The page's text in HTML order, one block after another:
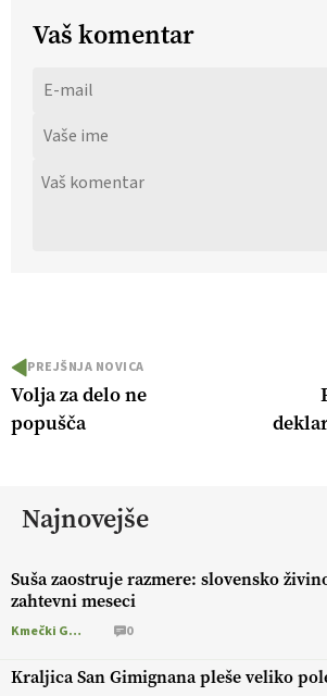
Vaš komentar
PREJŠNJA NOVICA
Volja za delo ne
popušča
Najnovejše
Suša zaostruje razmere: slovensko
zahtevni meseci
Kmečki Glas 0
Kraljica San Gimignana pleše veliko